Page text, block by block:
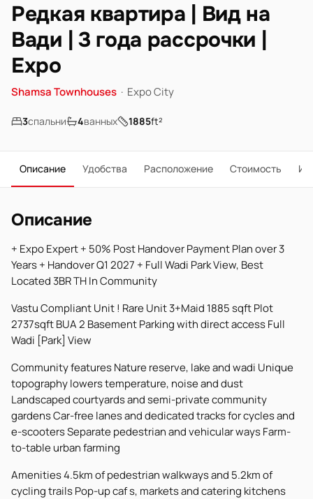
Редкая квартира | Вид на
Вади | 3 года рассрочки |
Expo
Shamsa Townhouses · Expo City
3спальни 4ванных 1885ft²
Описание Удобства Расположение Стоимость
Описание
+ Expo Expert + 50% Post Handover Payment Plan over 3
Years + Handover Q1 2027 + Full Wadi Park View, Best
Located 3BR TH In Community
Vastu Compliant Unit ! Rare Unit 3+Maid 1885 sqft Plot
2737sqft BUA 2 Basement Parking with direct access Full
Wadi [Park] View
Community features Nature reserve, lake and wadi Unique
topography lowers temperature, noise and dust
Landscaped courtyards and semi-private community
gardens Car-free lanes and dedicated tracks for cycles and
e-scooters Separate pedestrian and vehicular ways Farm-
to-table urban farming
Amenities 4.5km of pedestrian walkways and 5.2km of
cycling trails Pop-up caf s, markets and catering kitchens